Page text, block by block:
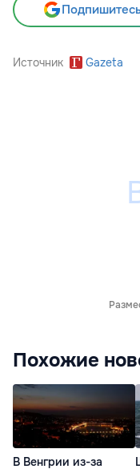
Источник Gazeta
Похожие
В Венгрии из-за